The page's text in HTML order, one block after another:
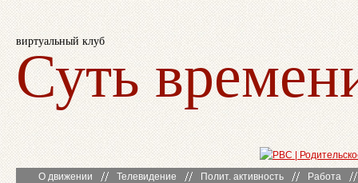
виртуальный клуб
Суть
О движении Телевидение Полит. активность Работа